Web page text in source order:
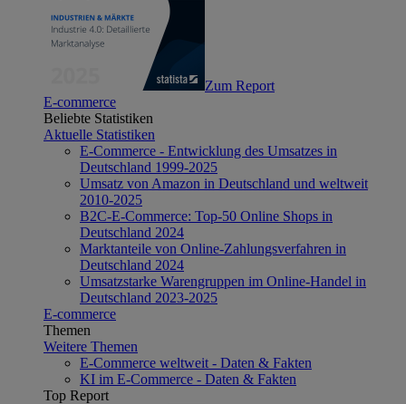
Zum Report
E-commerce
Beliebte Statistiken
Aktuelle Statistiken
E-Commerce - Entwicklung des Umsatzes in
Deutschland 1999-2025
Umsatz von Amazon in Deutschland und weltweit
2010-2025
B2C-E-Commerce: Top-50 Online Shops in
Deutschland 2024
Marktanteile von Online-Zahlungsverfahren in
Deutschland 2024
Umsatzstarke Warengruppen im Online-Handel in
Deutschland 2023-2025
E-commerce
Themen
Weitere Themen
E-Commerce weltweit - Daten & Fakten
KI im E-Commerce - Daten & Fakten
Top Report